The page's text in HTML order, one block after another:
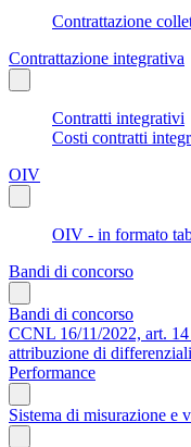
Contrattazione
Contrattazione integrativa
Contratti integrativi
Costi contratti
OIV
OIV - in formato
Bandi di concorso
Bandi di concorso
CCNL 16/11/2022, art.
attribuzione di
Performance
Sistema di misurazione e